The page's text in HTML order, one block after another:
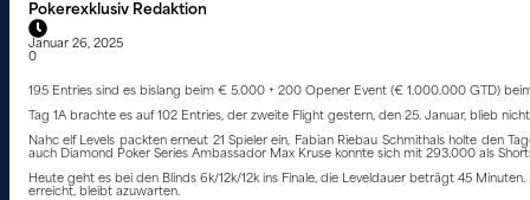
Pokerexklusiv Redaktion
Januar 26, 2025
0
195 Entries sind es bislang beim € 5.000 + 200 Opener Event (€ 1.000.000 GTD)
Tag 1A brachte es auf 102 Entries, der zweite Flight gestern, den 25. Januar, blieb
Nahc elf Levels packten erneut 21 Spieler ein, Fabian Riebau Schmithals holte den
auch Diamond Poker Series Ambassador Max Kruse konnte sich mit 293.000 als
Heute geht es bei den Blinds 6k/12k/12k ins Finale, die Leveldauer beträgt 45
erreicht, bleibt azuwarten.